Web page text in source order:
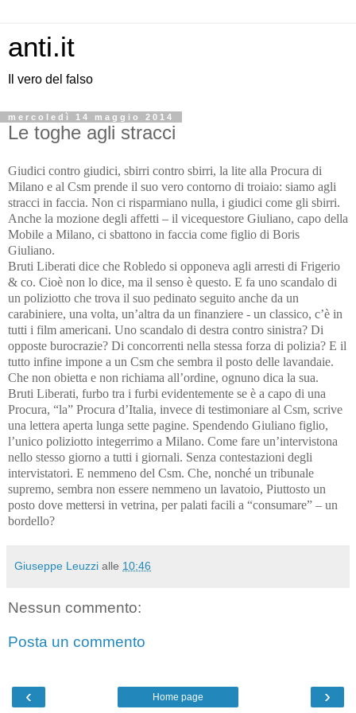
anti.it
Il vero del falso
mercoledì 14 maggio 2014
Le toghe agli stracci
Giudici contro giudici, sbirri contro sbirri, la lite alla Procura di
Milano e al Csm prende il suo vero contorno di troiaio: siamo agli
stracci in faccia. Non ci risparmiano nulla, i giudici come gli sbirri.
Anche la mozione degli affetti – il vicequestore Giuliano, capo della
Mobile a Milano, ci sbattono in faccia come figlio di Boris
Giuliano.
Bruti Liberati dice che Robledo si opponeva agli arresti di Frigerio
& co. Cioè non lo dice, ma il senso è questo. E fa uno scandalo di
un poliziotto che trova il suo pedinato seguito anche da un
carabiniere, una volta, un’altra da un finanziere - un classico, c’è in
tutti i film americani. Uno scandalo di destra contro sinistra? Di
opposte burocrazie? Di concorrenti nella stessa forza di polizia? E il
tutto infine impone a un Csm che sembra il posto delle lavandaie.
Che non obietta e non richiama all’ordine, ognuno dica la sua.
Bruti Liberati, furbo tra i furbi evidentemente se è a capo di una
Procura, “la” Procura d’Italia, invece di testimoniare al Csm, scrive
una lettera aperta lunga sette pagine. Spendendo Giuliano figlio,
l’unico poliziotto integerrimo a Milano. Come fare un’intervistona
nello stesso giorno a tutti i giornali. Senza contestazioni degli
intervistatori. E nemmeno del Csm. Che, nonché un tribunale
supremo, sembra non essere nemmeno un lavatoio, Piuttosto un
posto dove mettersi in vetrina, per palati facili a “consumare” – un
bordello?
Giuseppe Leuzzi alle 10:46
Nessun commento:
Posta un commento
‹ ›
Home page